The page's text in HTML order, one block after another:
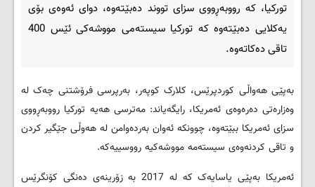
تورکیا، کە رووبەڕووی سزای تووند دەبێتەوە، دوای ئەوەی بۆی
یەکلایی دەبێتەوە کە تورکیا سیستەمی مووشەکی ئێس 400
تاقی دەکاتەوە.
بەپێی هەواڵی کوردپرێس، کلارک کوپەر، بەرپرسی فرۆشتنی چەک لە
وەزارەتی دەرەوەی ئەمریکا، رایگەیاند: مەترسی هەیە تورکیا رووبەڕووی
سزای ئەمریکا ببێتەوە، چوونکە ئەوان بەردەوامن لە هەوڵی جێگیر کردن
و تاقی کردنەوەی سیستەمە مووشەکیە رووسییەکە.
ئەمریکا بەپێی یاسایەک کە لە 2017 بە زۆرینەی دەنگی کۆنگرێس